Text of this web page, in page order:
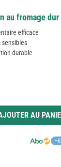
au fromage
efficace
sensibles
durable
ou utilisez les
AU